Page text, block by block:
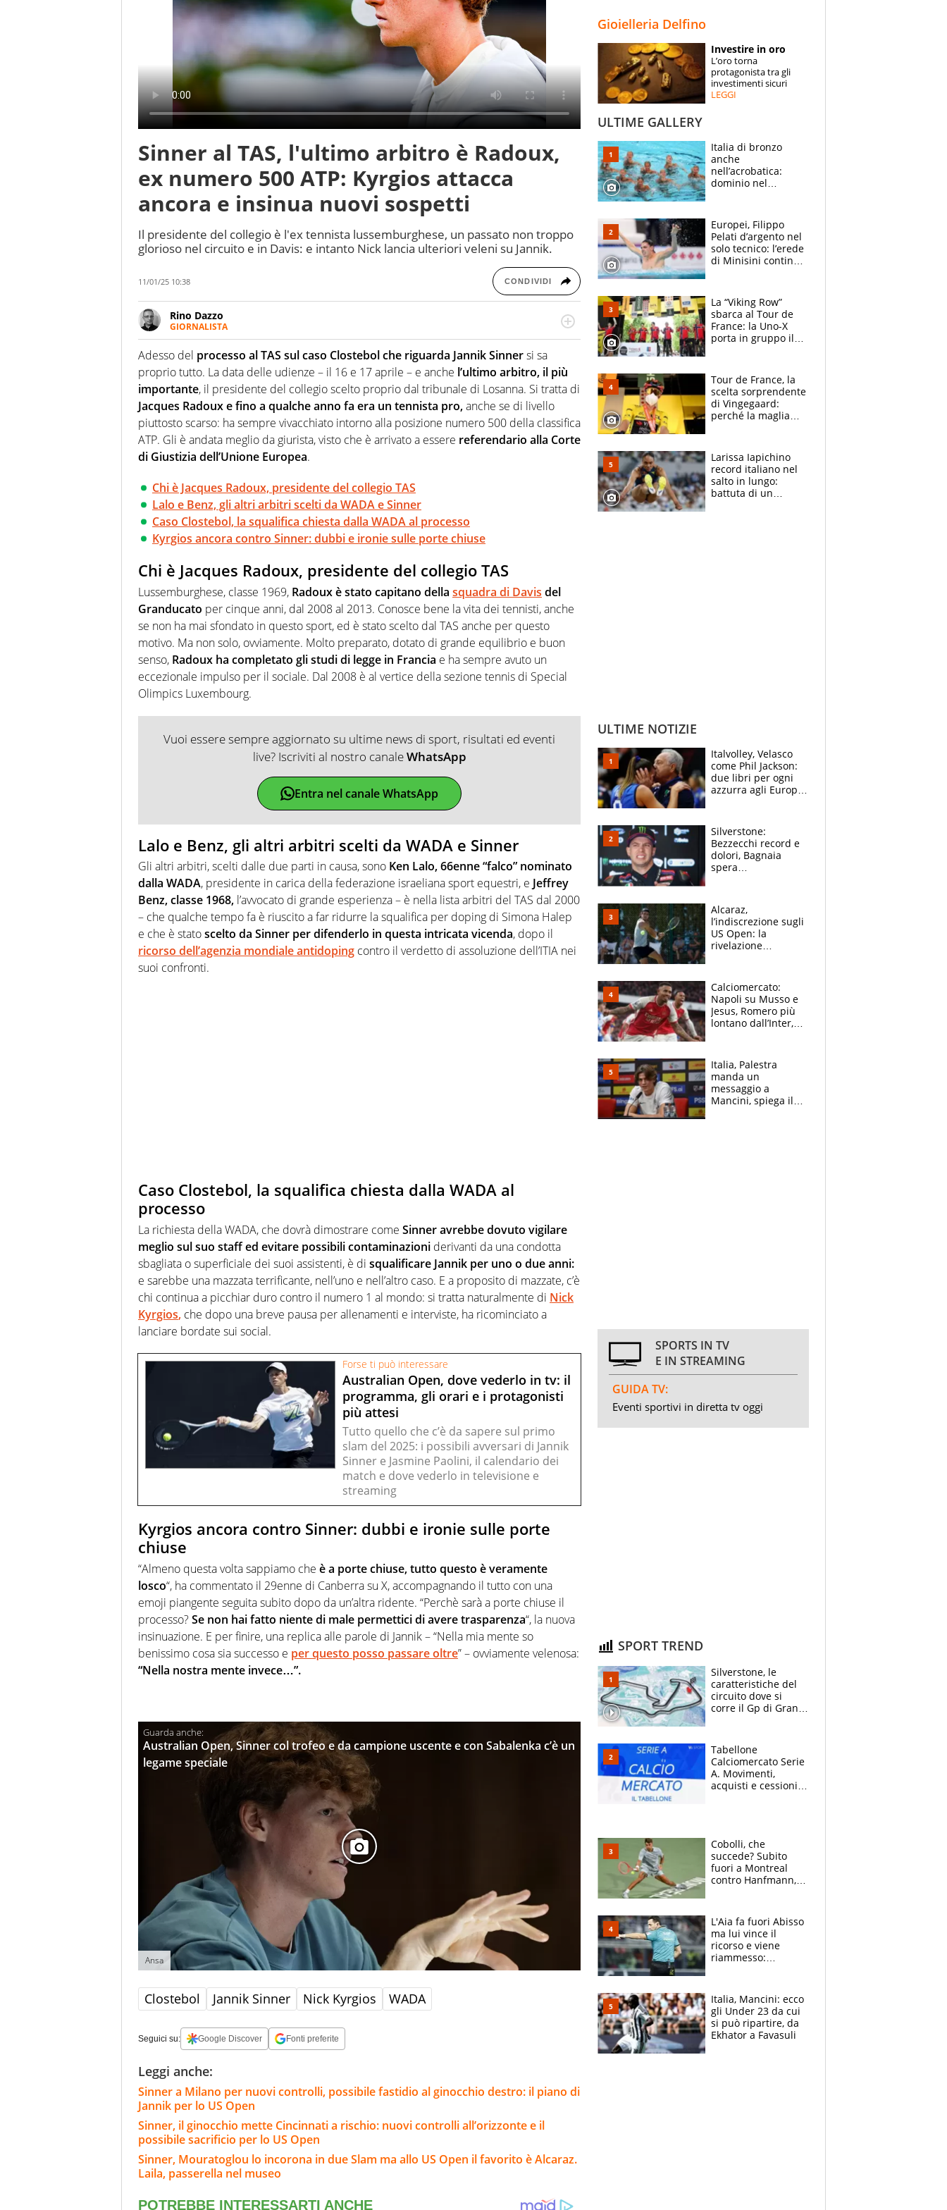
ESPERTI
CONTATTI
Sinner al TAS, l'ultimo arbitro è Radoux,
ex numero 500 ATP: Kyrgios attacca
ancora e insinua nuovi sospetti
Il presidente del collegio è l'ex tennista lussemburghese, un passato non troppo
glorioso nel circuito e in Davis: e intanto Nick lancia ulteriori veleni su Jannik.
11/01/25 10:38 CONDIVIDI
Rino Dazzo
GIORNALISTA
Se mai ci fosse modo di traslare il glossario del calcio in una nicchia di esperti, lui ne
farebbe parte. Non si perde una svista arbitrale né gli umori social del mondo delle
curve
Adesso del processo al TAS sul caso Clostebol che riguarda Jannik Sinnersi sa
proprio tutto. La data delle udienze – il 16 e 17 aprile – e anche l’ultimo arbitro, il più
importante, il presidente del collegio scelto proprio dal tribunale di Losanna. Si tratta di
Jacques Radoux e fino a qualche anno fa era un tennista pro,anche se di livello
piuttosto scarso: ha sempre vivacchiato intorno alla posizione numero 500 della classifica
ATP. Gli è andata meglio da giurista, visto che è arrivato a essere referendario alla Corte
di Giustizia dell’Unione Europea.
Chi è Jacques Radoux, presidente del collegio TAS
Lalo e Benz, gli altri arbitri scelti da WADA e Sinner
Caso Clostebol, la squalifica chiesta dalla WADA al processo
Kyrgios ancora contro Sinner: dubbi e ironie sulle porte chiuse
Chi è Jacques Radoux, presidente del collegio TAS
Lussemburghese, classe 1969, Radoux è stato capitano della squadra di Davis del
Granducato per cinque anni, dal 2008 al 2013. Conosce bene la vita dei tennisti, anche
se non ha mai sfondato in questo sport, ed è stato scelto dal TAS anche per questo
motivo. Ma non solo, ovviamente. Molto preparato, dotato di grande equilibrio e buon
senso, Radoux ha completato gli studi di legge in Francia e ha sempre avuto un
eccezionale impulso per il sociale. Dal 2008 è al vertice della sezione tennis di Special
Olimpics Luxembourg.
Vuoi essere sempre aggiornato su ultime news di sport, risultati ed eventi
live? Iscriviti al nostro canaleWhatsApp
Entra nel canale WhatsApp
Lalo e Benz, gli altri arbitri scelti da WADA e Sinner
Gli altri arbitri, scelti dalle due parti in causa, sono Ken Lalo, 66enne “falco” nominato
dalla WADA, presidente in carica della federazione israeliana sport equestri, e Jeffrey
Benz, classe 1968, l’avvocato di grande esperienza – è nella lista arbitri del TAS dal 2000
– che qualche tempo fa è riuscito a far ridurre la squalifica per doping di Simona Halep
e che è statoscelto da Sinner per difenderlo in questa intricata vicenda, dopo il
ricorso dell’agenzia mondiale antidoping contro il verdetto di assoluzione dell’ITIA nei
suoi confronti.
Caso Clostebol, la squalifica chiesta dalla WADA al
processo
La richiesta della WADA, che dovrà dimostrare come Sinner avrebbe dovuto vigilare
meglio sul suo staff ed evitare possibili contaminazioni derivanti da una condotta
sbagliata o superficiale dei suoi assistenti, è di squalificare Jannik per uno o due anni:
e sarebbe una mazzata terrificante, nell’uno e nell’altro caso. E a proposito di mazzate, c’è
chi continua a picchiar duro contro il numero 1 al mondo: si tratta naturalmente di Nick
Kyrgios, che dopo una breve pausa per allenamenti e interviste, ha ricominciato a
lanciare bordate sui social.
Forse ti può interessare
Australian Open, dove vederlo in tv: il
programma, gli orari e i protagonisti
più attesi
Tutto quello che c’è da sapere sul primo
slam del 2025: i possibili avversari di Jannik
Sinner e Jasmine Paolini, il calendario dei
match e dove vederlo in televisione e
streaming
Kyrgios ancora contro Sinner: dubbi e ironie sulle porte
chiuse
“Almeno questa volta sappiamo che è a porte chiuse, tutto questo è veramente
losco“, ha commentato il 29enne di Canberra su X, accompagnando il tutto con una
emoji piangente seguita subito dopo da un’altra ridente. “Perchè sarà a porte chiuse il
processo? Se non hai fatto niente di male permettici di avere trasparenza“, la nuova
insinuazione. E per finire, una replica alle parole di Jannik – “Nella mia mente so
benissimo cosa sia successo e per questo posso passare oltre” – ovviamente velenosa:
“Nella nostra mente invece…”.
Australian Open, Sinner col trofeo e da campione uscente e con Sabalenka c’è un
legame speciale
Ansa
Clostebol Jannik Sinner Nick Kyrgios WADA
Seguici su: Google Discover Fonti preferite
Leggi anche:
Sinner a Milano per nuovi controlli, possibile fastidio al ginocchio destro: il piano di
Jannik per lo US Open
Sinner, il ginocchio mette Cincinnati a rischio: nuovi controlli all’orizzonte e il
possibile sacrificio per lo US Open
Sinner, Mouratoglou lo incorona in due Slam ma allo US Open il favorito è Alcaraz.
Laila, passerella nel museo
Gioielleria Delfino
Investire in oro
L’oro torna
protagonista tra gli
investimenti sicuri
LEGGI
ULTIME GALLERY
Italia di bronzo
anche
nell’acrobatica:
dominio nel
e compagni
continuare
Europei, Filippo
Pelati d’argento nel
solo tecnico: l’erede
di Minisini continua
mirino
La “Viking Row”
sbarca al Tour de
France: la Uno-X
porta in gruppo il
compagni
Tour de France, la
scelta sorprendente
di Vingegaard:
perché la maglia
rischio da evitare
Larissa Iapichino
record italiano nel
salto in lungo:
battuta di un
ULTIME NOTIZIE
Italvolley, Velasco
come Phil Jackson:
due libri per ogni
azzurra agli Europei.
Silverstone:
Bezzecchi record e
dolori, Bagnaia
spera
e vota Aprilia
Alcaraz,
l’indiscrezione sugli
US Open: la
rivelazione
B. Rune verso la
rinuncia
Calciomercato:
Napoli su Musso e
Jesus, Romero più
lontano dall’Inter,
tabellone
Italia, Palestra
manda un
messaggio a
Mancini, spiega il
SPORTS IN TV
E IN STREAMING
GUIDA TV:
Eventi sportivi in diretta tv oggi
SPORT TREND
Silverstone, le
caratteristiche del
circuito dove si
corre il Gp di Gran
Tabellone
Calciomercato Serie
A. Movimenti,
acquisti e cessioni:
Cobolli, che
succede? Subito
fuori a Montreal
contro Hanfmann,
L'Aia fa fuori Abisso
ma lui vince il
ricorso e viene
riammesso:
Italia, Mancini: ecco
gli Under 23 da cui
si può ripartire, da
Ekhator a Favasuli